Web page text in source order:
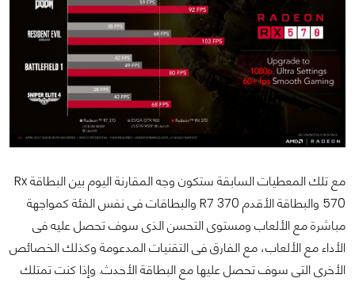
مع تلك المعطيات السابقة ستكون وجه المقارنة اليوم بين البطاقة Rx
570 والبطاقة الأقدم R7 370 والبطاقات فى نفس الفئة كمواجهة
مباشرة مع الألعاب ومستوى التحسن الذى سوف تحصل عليه فى
الأداء مع الألعاب، مع الفارق فى التقنيات المدعومة وكذلك الخصائص
الأخرى التى سوف تحصل عليها مع البطاقة الأحدث. وإذا كنت تمتلك